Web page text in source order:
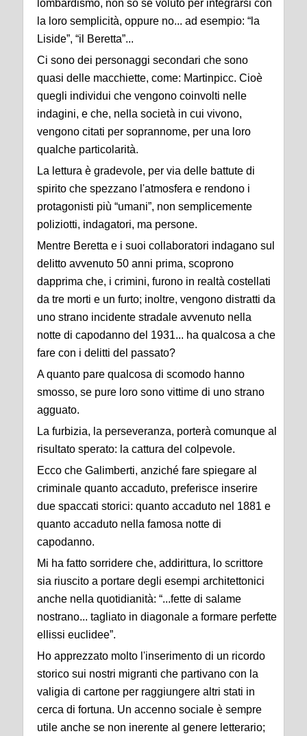
lombardismo, non so se voluto per integrarsi con
la loro semplicità, oppure no... ad esempio: “la
Liside”, “il Beretta”...
Ci sono dei personaggi secondari che sono
quasi delle macchiette, come: Martinpicc. Cioè
quegli individui che vengono coinvolti nelle
indagini, e che, nella società in cui vivono,
vengono citati per soprannome, per una loro
qualche particolarità.
La lettura è gradevole, per via delle battute di
spirito che spezzano l'atmosfera e rendono i
protagonisti più “umani”, non semplicemente
poliziotti, indagatori, ma persone.
Mentre Beretta e i suoi collaboratori indagano sul
delitto avvenuto 50 anni prima, scoprono
dapprima che, i crimini, furono in realtà costellati
da tre morti e un furto; inoltre, vengono distratti da
uno strano incidente stradale avvenuto nella
notte di capodanno del 1931... ha qualcosa a che
fare con i delitti del passato?
A quanto pare qualcosa di scomodo hanno
smosso, se pure loro sono vittime di uno strano
agguato.
La furbizia, la perseveranza, porterà comunque al
risultato sperato: la cattura del colpevole.
Ecco che Galimberti, anziché fare spiegare al
criminale quanto accaduto, preferisce inserire
due spaccati storici: quanto accaduto nel 1881 e
quanto accaduto nella famosa notte di
capodanno.
Mi ha fatto sorridere che, addirittura, lo scrittore
sia riuscito a portare degli esempi architettonici
anche nella quotidianità: “...fette di salame
nostrano... tagliato in diagonale a formare perfette
ellissi euclidee”.
Ho apprezzato molto l'inserimento di un ricordo
storico sui nostri migranti che partivano con la
valigia di cartone per raggiungere altri stati in
cerca di fortuna. Un accenno sociale è sempre
utile anche se non inerente al genere letterario;